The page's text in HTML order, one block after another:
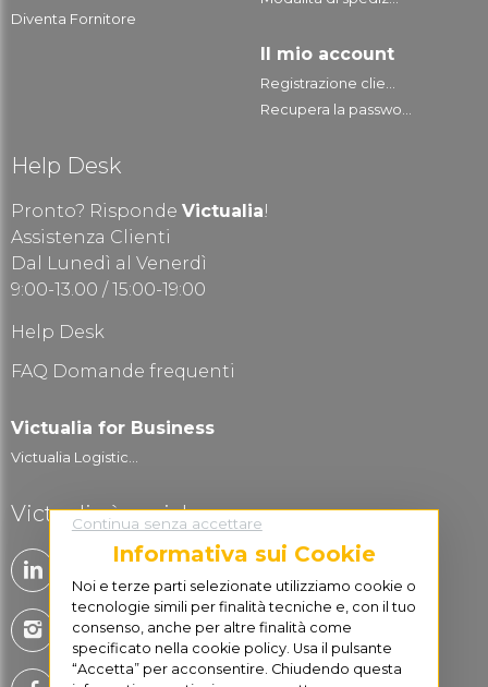
Diventa Fornitore
Il mio account
Registrazione clie...
Recupera la passwo...
Help Desk
Pronto? Risponde Victualia!
Assistenza Clienti
Dal Lunedì al Venerdì
9:00-13.00 / 15:00-19:00
Help Desk
FAQ Domande frequenti
Victualia for Business
Victualia Logistic...
Victualia è social
Continua senza accettare
Informativa sui Cookie
Noi e terze parti selezionate utilizziamo cookie o
tecnologie simili per finalità tecniche e, con il tuo
consenso, anche per altre finalità come
specificato nella cookie policy. Usa il pulsante
“Accetta” per acconsentire. Chiudendo questa